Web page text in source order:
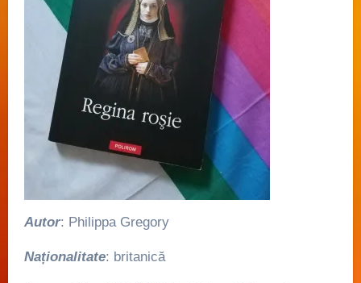
Autor: Philippa Gregory
Naționalitate: britanică